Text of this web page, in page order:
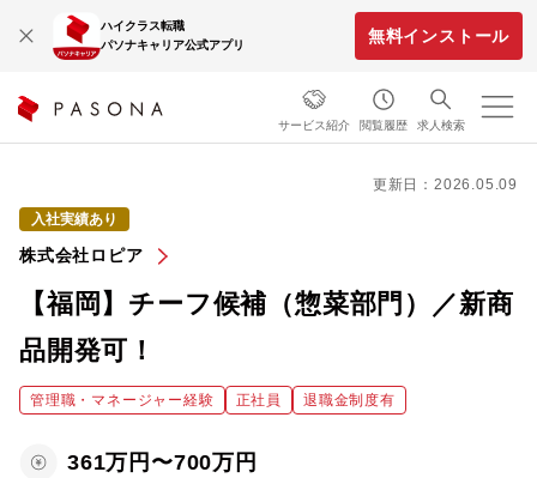
ハイクラス転職
パソナキャリア公式アプリ
無料インストール
サービス紹介 閲覧履歴 求人検索
更新日：2026.05.09
入社実績あり
株式会社ロピア
【福岡】チーフ候補（惣菜部門）／新商
品開発可！
管理職・マネージャー経験 正社員 退職金制度有
361万円〜700万円